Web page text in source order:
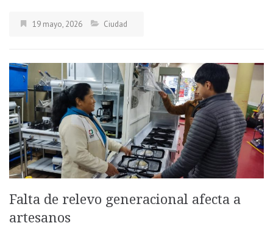
19 mayo, 2026 Ciudad
Falta de relevo generacional afecta a
artesanos